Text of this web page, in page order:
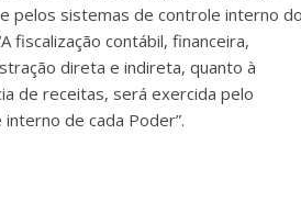
pelos sistemas de controle interno
fiscalização contábil, financeira,
direta e indireta, quanto à
de receitas, será exercida pelo
de cada Poder”.